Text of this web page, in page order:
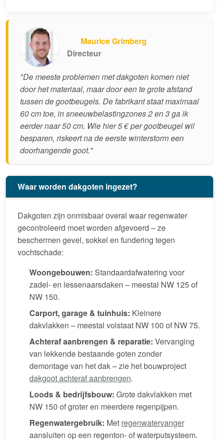
Maurice Grimberg
Directeur
"De meeste problemen met dakgoten komen niet
door het materiaal, maar door een te grote afstand
tussen de gootbeugels. De fabrikant staat maximaal
60 cm toe, in sneeuwbelastingzones 2 en 3 ga ik
eerder naar 50 cm. Wie hier 5 € per gootbeugel wil
besparen, riskeert na de eerste winterstorm een
doorhangende goot."
Waar worden dakgoten ingezet?
Dakgoten zijn onmisbaar overal waar regenwater
gecontroleerd moet worden afgevoerd – ze
beschermen gevel, sokkel en fundering tegen
vochtschade:
Woongebouwen: Standaardafwatering voor
zadel- en lessenaarsdaken – meestal NW 125 of
NW 150.
Carport, garage & tuinhuis: Kleinere
dakvlakken – meestal volstaat NW 100 of NW 75.
Achteraf aanbrengen & reparatie: Vervanging
van lekkende bestaande goten zonder
demontage van het dak – zie het bouwproject
dakgoot achteraf aanbrengen.
Loods & bedrijfsbouw: Grote dakvlakken met
NW 150 of groter en meerdere regenpijpen.
Regenwatergebruik: Met regenwatervanger
aansluiten op een regenton- of waterputsysteem.